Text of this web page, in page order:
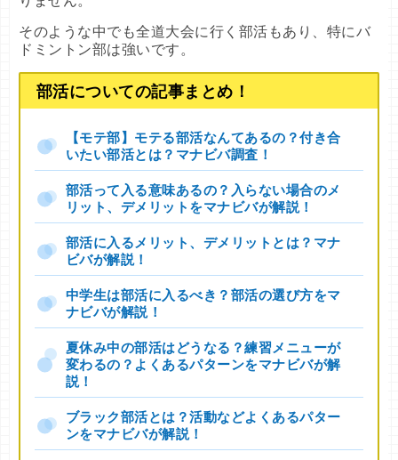
そのような中でも全道大会に行く部活もあり、特にバ
ドミントン部は強いです。
部活についての記事まとめ！
【モテ部】モテる部活なんてあるの？付き合
いたい部活とは？マナビバ調査！
部活って入る意味あるの？入らない場合のメ
リット、デメリットをマナビバが解説！
部活に入るメリット、デメリットとは？マナ
ビバが解説！
中学生は部活に入るべき？部活の選び方をマ
ナビバが解説！
夏休み中の部活はどうなる？練習メニューが
変わるの？よくあるパターンをマナビバが解
説！
ブラック部活とは？活動などよくあるパター
ンをマナビバが解説！